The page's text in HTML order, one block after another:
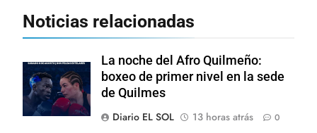
Noticias relacionadas
La noche del Afro Quilmeño:
boxeo de primer nivel en la sede
de Quilmes
Diario EL SOL
13 horas atrás 0